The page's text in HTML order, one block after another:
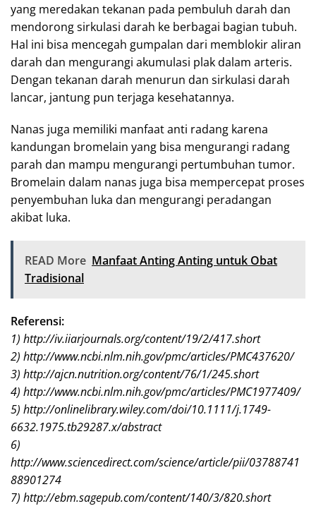
yang meredakan tekanan pada pembuluh darah dan
mendorong sirkulasi darah ke berbagai bagian tubuh.
Hal ini bisa mencegah gumpalan dari memblokir aliran
darah dan mengurangi akumulasi plak dalam arteris.
Dengan tekanan darah menurun dan sirkulasi darah
lancar, jantung pun terjaga kesehatannya.
Nanas juga memiliki manfaat anti radang karena
kandungan bromelain yang bisa mengurangi radang
parah dan mampu mengurangi pertumbuhan tumor.
Bromelain dalam nanas juga bisa mempercepat proses
penyembuhan luka dan mengurangi peradangan
akibat luka.
READ More Manfaat Anting Anting untuk Obat
Tradisional
Referensi:
1) http://iv.iiarjournals.org/content/19/2/417.short
2) http://www.ncbi.nlm.nih.gov/pmc/articles/PMC437620/
3) http://ajcn.nutrition.org/content/76/1/245.short
4) http://www.ncbi.nlm.nih.gov/pmc/articles/PMC1977409/
5) http://onlinelibrary.wiley.com/doi/10.1111/j.1749-
6632.1975.tb29287.x/abstract
6)
http://www.sciencedirect.com/science/article/pii/03788741
88901274
7) http://ebm.sagepub.com/content/140/3/820.short